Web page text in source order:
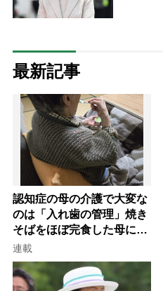
最新記事
認知症の母の介護で大変な
のは「入れ歯の管理」焼き
そばをほぼ完食した母に息
子が血の気が引いた理由
連載